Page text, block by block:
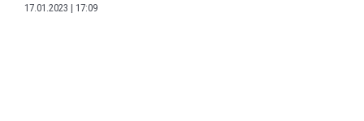
17.01.2023 17:09